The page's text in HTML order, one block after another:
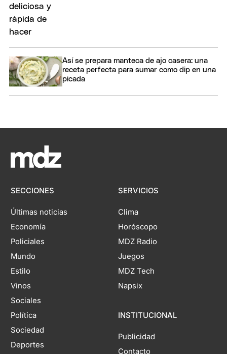
Así se prepara manteca de ajo casera: una
receta perfecta para sumar como dip en una
picada
SECCIONES
Últimas noticias
Economía
Policiales
Mundo
Estilo
Vinos
Sociales
Política
Sociedad
Deportes
SERVICIOS
Clima
Horóscopo
MDZ Radio
Juegos
MDZ Tech
Napsix
INSTITUCIONAL
Publicidad
Contacto